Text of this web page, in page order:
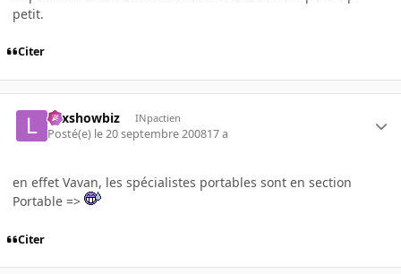
petit.
Citer
Lexshowbiz INpactien
Posté(e) le 20 septembre 200817 a
en effet Vavan, les spécialistes portables sont en section
Portable =>
Citer